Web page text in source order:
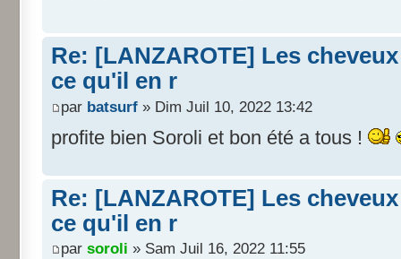
Re: [LANZAROTE] Les
ce qu'il en r
par batsurf » Dim Juil 10, 2022 13:42
profite bien Soroli et bon été a tous !
Re: [LANZAROTE] Les
ce qu'il en r
par soroli » Sam Juil 16, 2022 11:55